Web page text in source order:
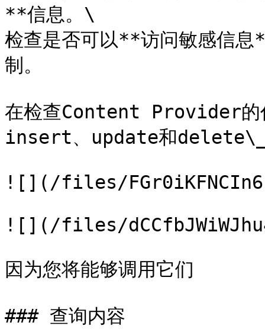
**信息。\
检查是否可以**访问敏感信
制。
在检查Content Provider的
insert、update和
![](/files/
![](/files/
因为您将能够调用它们
### 查询内容